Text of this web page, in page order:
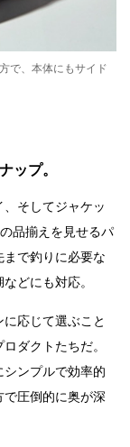
で、本体にもサイド
ップ。
そしてジャケッ
品揃えを見せるパ
で釣りに必要な
どにも対応。
応じて選ぶこと
ダクトたちだ。
ンプルで効率的
圧倒的に奥が深